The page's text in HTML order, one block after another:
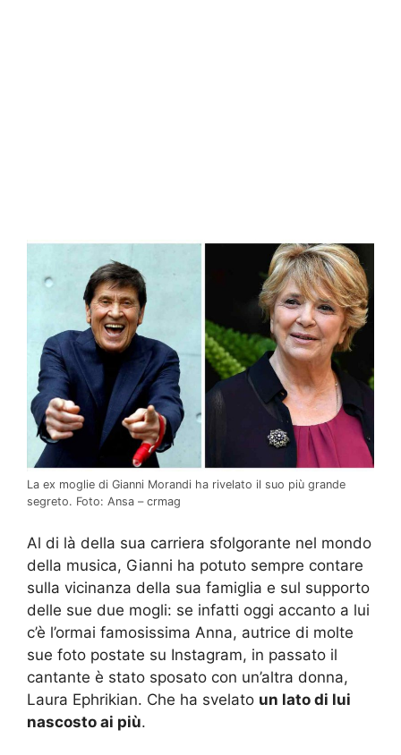
La ex moglie di Gianni Morandi ha rivelato il suo più grande
segreto. Foto: Ansa – crmag
Al di là della sua carriera sfolgorante nel mondo
della musica, Gianni ha potuto sempre contare
sulla vicinanza della sua famiglia e sul supporto
delle sue due mogli: se infatti oggi accanto a lui
c’è l’ormai famosissima Anna, autrice di molte
sue foto postate su Instagram, in passato il
cantante è stato sposato con un’altra donna,
Laura Ephrikian. Che ha svelato un lato di lui
nascosto ai più.